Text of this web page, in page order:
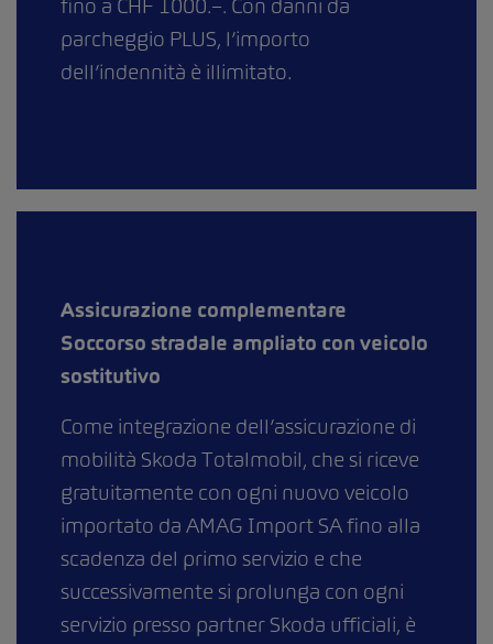
fino a CHF 1000.–. Con danni da
parcheggio PLUS, l’importo
dell’indennità è illimitato.
Assicurazione complementare
Soccorso stradale ampliato con veicolo
sostitutivo
Come integrazione dell’assicurazione di
mobilità Skoda Totalmobil, che si riceve
gratuitamente con ogni nuovo veicolo
importato da AMAG Import SA fino alla
scadenza del primo servizio e che
successivamente si prolunga con ogni
servizio presso partner Skoda ufficiali, è